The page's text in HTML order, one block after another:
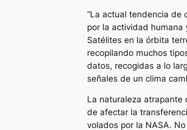
“La actual tendencia de
por la actividad
Satélites en la órbita
recopilando muchos
datos, recogidas a lo
señales de un clima
La naturaleza atrapante
de afectar la
volados por la NASA.